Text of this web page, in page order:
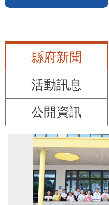
縣府新聞
活動訊息
公開資訊